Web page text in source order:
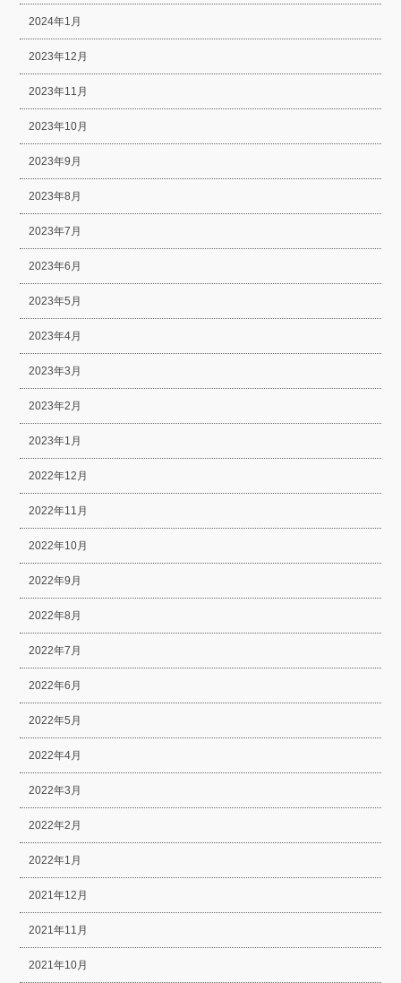
2024年1月
2023年12月
2023年11月
2023年10月
2023年9月
2023年8月
2023年7月
2023年6月
2023年5月
2023年4月
2023年3月
2023年2月
2023年1月
2022年12月
2022年11月
2022年10月
2022年9月
2022年8月
2022年7月
2022年6月
2022年5月
2022年4月
2022年3月
2022年2月
2022年1月
2021年12月
2021年11月
2021年10月